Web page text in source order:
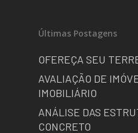
Últimas Postagens
OFEREÇA SEU
AVALIAÇÃO DE
IMOBILIÁRIO
ANÁLISE DAS
CONCRETO